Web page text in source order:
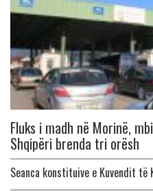
Fluks i madh në Morinë,
Shqipëri brenda tri orësh
Seanca konstituive e Kuvendit të